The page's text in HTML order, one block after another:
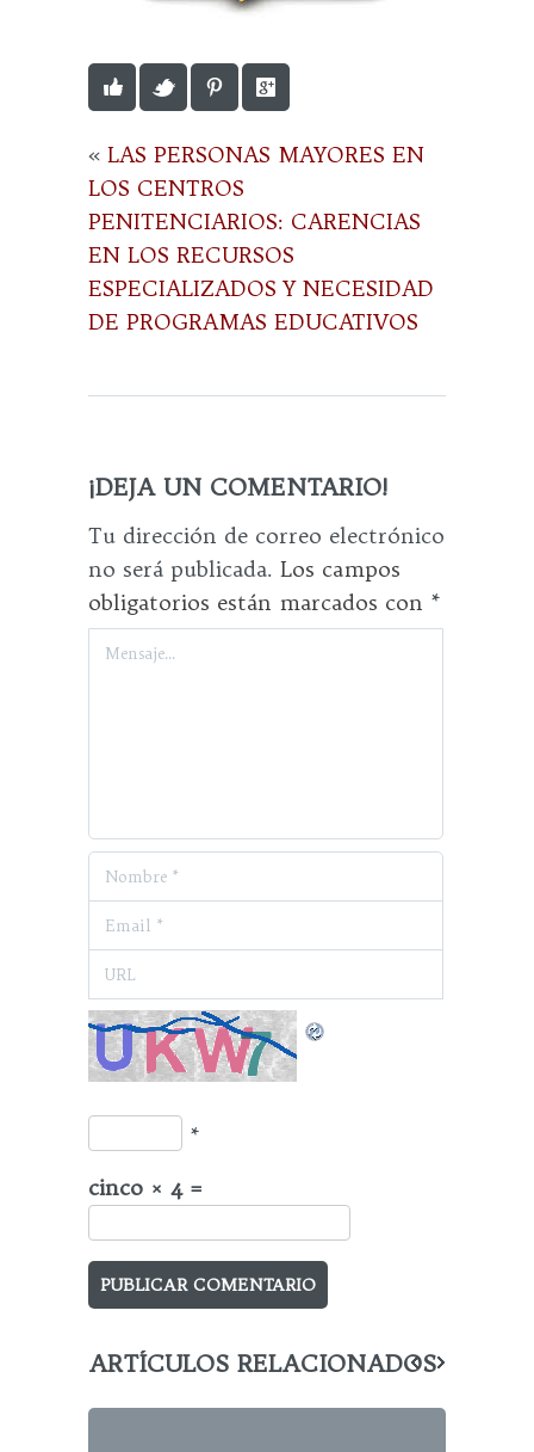
« LAS PERSONAS MAYORES EN
LOS CENTROS
PENITENCIARIOS: CARENCIAS
EN LOS RECURSOS
ESPECIALIZADOS Y NECESIDAD
DE PROGRAMAS EDUCATIVOS
¡DEJA UN COMENTARIO!
Tu dirección de correo electrónico
no será publicada. Los campos
obligatorios están marcados con *
*
cinco × 4 =
ARTÍCULOS RELACIONADOS